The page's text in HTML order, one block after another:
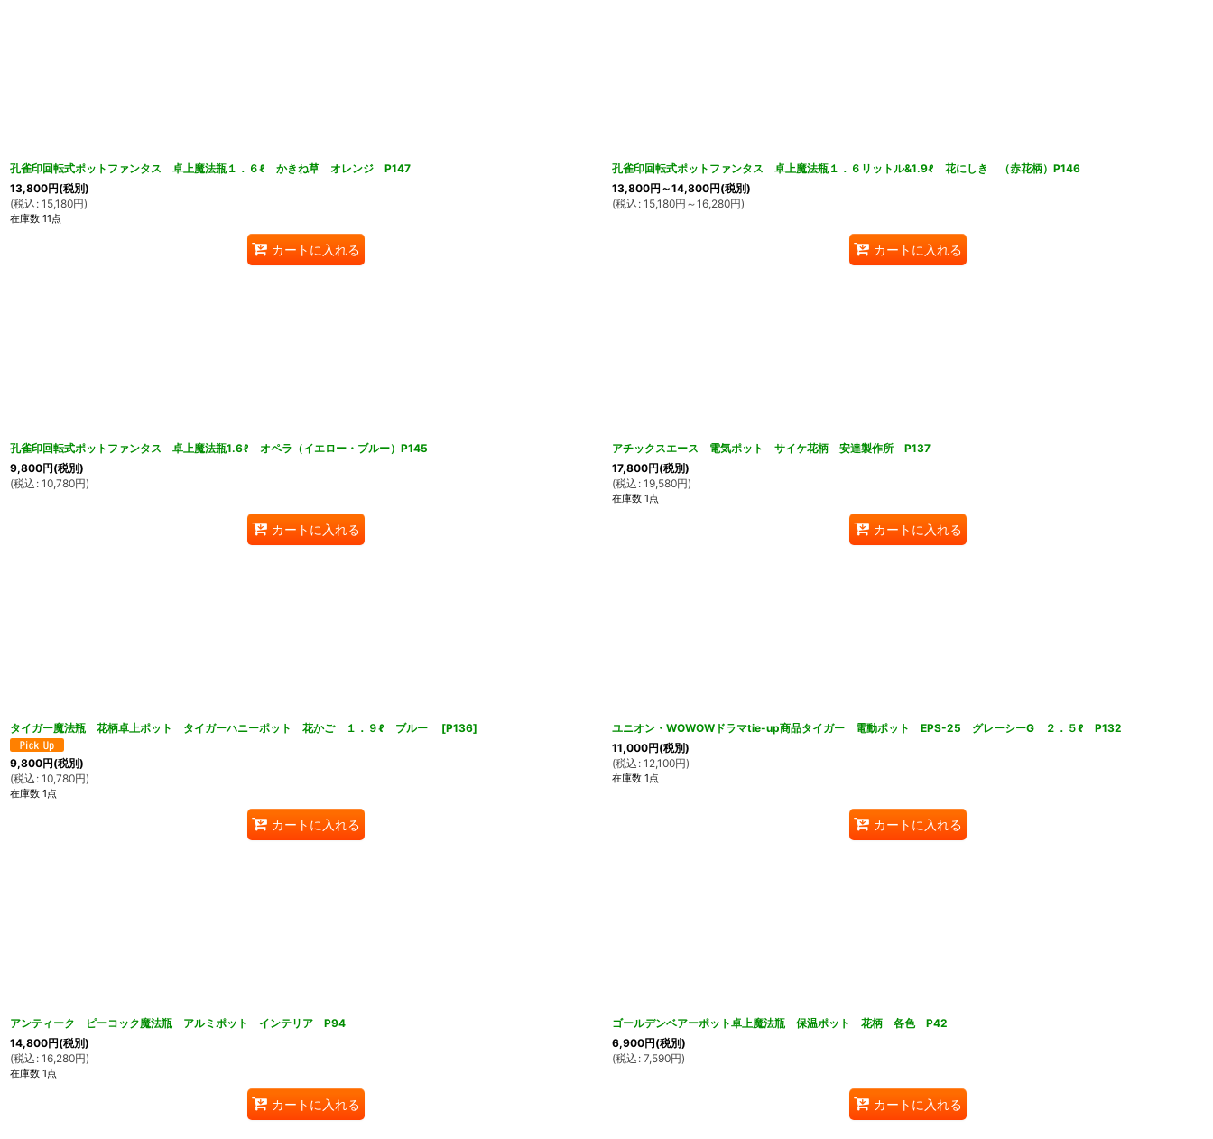
孔雀印回転式ポットファンタス 卓上魔法瓶１．６ℓ かきね草 オレンジ P147
13,800円(税別)
(税込 : 15,180円)
在庫数 11点
カートに入れる
孔雀印回転式ポットファンタス 卓上魔法瓶１．６リットル&1.9ℓ 花にしき （赤花柄）P146
13,800円 ～14,800円(税別)
(税込 : 15,180円 ～16,280円)
カートに入れる
孔雀印回転式ポットファンタス 卓上魔法瓶1.6ℓ オペラ（イエロー・ブルー）P145
9,800円(税別)
(税込 : 10,780円)
カートに入れる
アチックスエース 電気ポット サイケ花柄 安達製作所 P137
17,800円(税別)
(税込 : 19,580円)
在庫数 1点
カートに入れる
タイガー魔法瓶 花柄卓上ポット タイガーハニーポット 花かご １．９ℓ ブルー [P136]
9,800円(税別)
(税込 : 10,780円)
在庫数 1点
カートに入れる
ユニオン・WOWOWドラマtie-up商品タイガー 電動ポット EPS-25 グレーシーG ２．５ℓ P132
11,000円(税別)
(税込 : 12,100円)
在庫数 1点
カートに入れる
アンティーク ピーコック魔法瓶 アルミポット インテリア P94
14,800円(税別)
(税込 : 16,280円)
在庫数 1点
カートに入れる
ゴールデンベアーポット卓上魔法瓶 保温ポット 花柄 各色 P42
6,900円(税別)
(税込 : 7,590円)
カートに入れる